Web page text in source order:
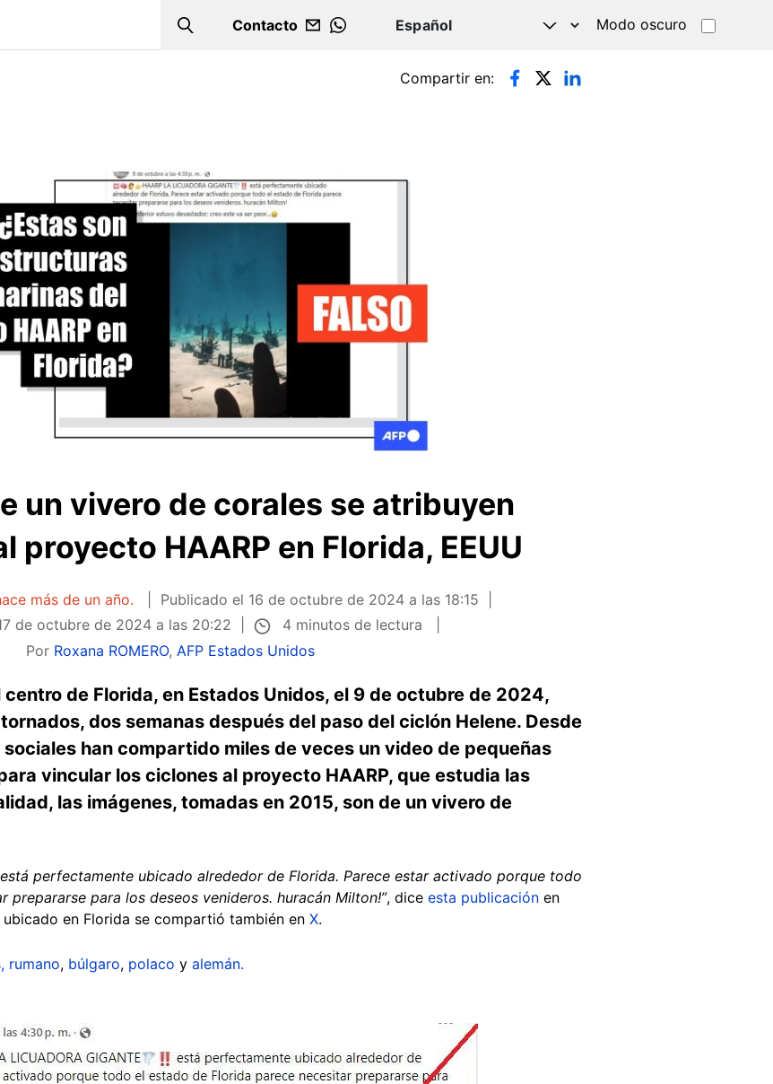
Search
Contacto
WHATSAPP
Modo oscuro
Compartir en:
un vivero de corales se atribuyen
proyecto HAARP en Florida, EEUU
más de un año. Publicado el 16 de octubre de 2024 a las 18:15
de octubre de 2024 a las 20:22
4 minutos de lectura
Por Roxana ROMERO, AFP Estados Unidos
de Florida, en Estados Unidos, el 9 de octubre de 2024,
dos semanas después del paso del ciclón Helene. Desde
han compartido miles de veces un video de pequeñas
vincular los ciclones al proyecto HAARP, que estudia las
las imágenes, tomadas en 2015, son de un vivero de
está perfectamente ubicado alrededor de Florida. Parece estar activado porque todo
prepararse para los deseos venideros. huracán Milton!”, dice esta publicación en
ubicado en Florida se compartió también en X.
rumano, búlgaro, polaco y alemán.